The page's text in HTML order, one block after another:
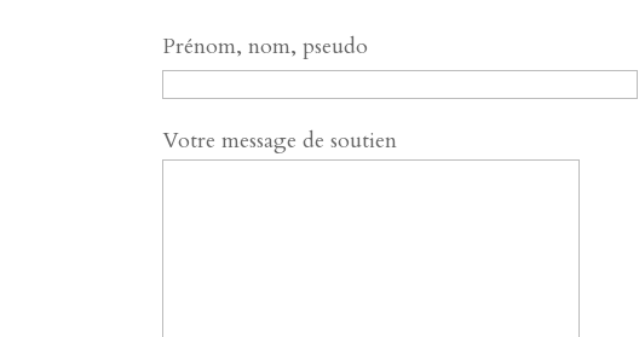
Prénom, nom, pseudo
Votre message de soutien